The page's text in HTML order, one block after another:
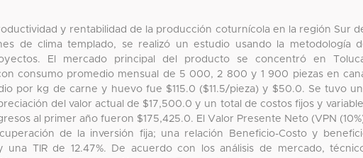
y rentabilidad de la producción coturnícola en la región Sur
de clima templado, se realizó un estudio usando la metodología
El mercado principal del producto se concentró en
consumo promedio mensual de 5 000, 2 800 y 1 900 piezas en
por kg de carne y huevo fue $115.0 ($11.5/pieza) y $50.0. Se tuvo
del valor actual de $17,500.0 y un total de costos fijos y
al primer año fueron $175,425.0. El Valor Presente Neto (VPN
de la inversión fija; una relación Beneficio-Costo y
una TIR de 12.47%. De acuerdo con los análisis de mercado,